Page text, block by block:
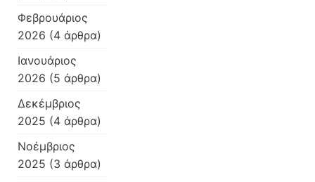
Φεβρουάριος
2026 (4 άρθρα)
Ιανουάριος
2026 (5 άρθρα)
Δεκέμβριος
2025 (4 άρθρα)
Νοέμβριος
2025 (3 άρθρα)